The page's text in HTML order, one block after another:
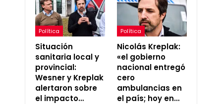
Política
Situación
sanitaria local y
provincial:
Wesner y Kreplak
alertaron sobre
el impacto…
Política
Nicolás Kreplak:
«el gobierno
nacional entregó
cero
ambulancias en
el país; hoy en…